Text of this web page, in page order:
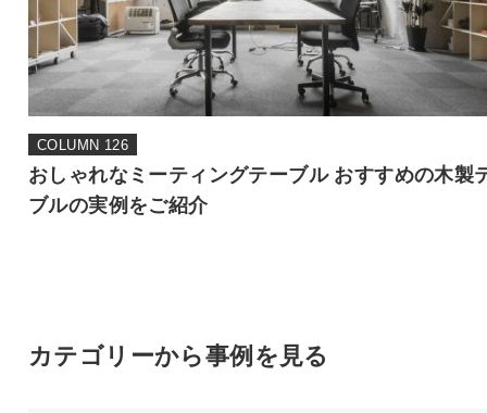
COLUMN 126
おしゃれなミーティングテーブル おすすめの木製
ブルの実例をご紹介
カテゴリーから事例を見る